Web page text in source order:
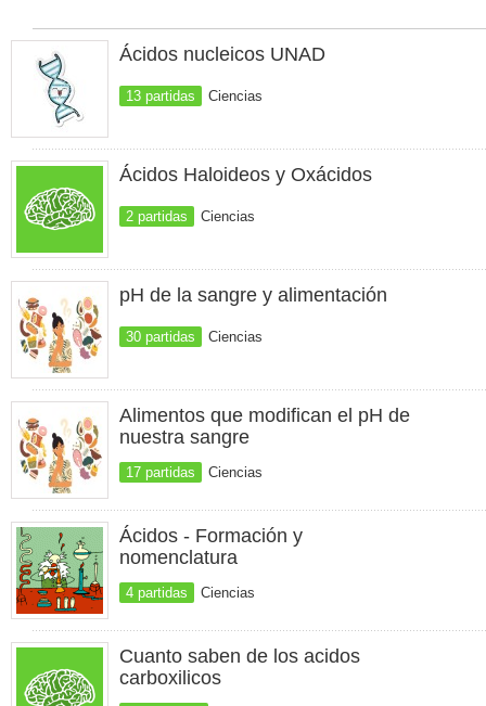
Ácidos nucleicos UNAD
13 partidas Ciencias
Ácidos Haloideos y Oxácidos
2 partidas Ciencias
pH de la sangre y alimentación
30 partidas Ciencias
Alimentos que modifican el pH de
nuestra sangre
17 partidas Ciencias
Ácidos - Formación y
nomenclatura
4 partidas Ciencias
Cuanto saben de los acidos
carboxilicos